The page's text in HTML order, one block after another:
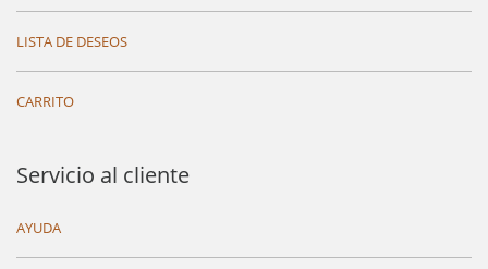
LISTA DE DESEOS
CARRITO
Servicio al cliente
AYUDA